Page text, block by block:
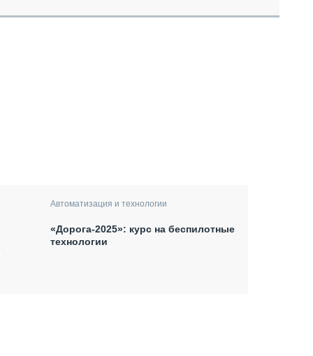
Автоматизация и технологии
«Дорога-2025»: курс на беспилотные
технологии